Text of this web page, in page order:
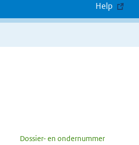
Help
Dossier- en ondernummer